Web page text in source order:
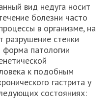
вид недуга носит
болезни часто
в организме, на
стенки
патологии
к подобным
гастрита у
состояниях: